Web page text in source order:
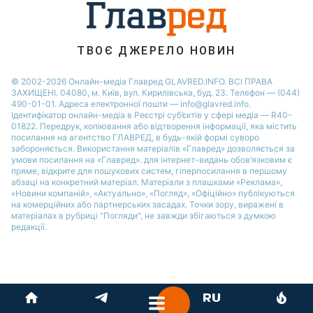
ТВОЄ ДЖЕРЕЛО НОВИН
© 2002-2026 Онлайн-медіа Главред GLAVRED.INFO. ВСІ ПРАВА
ЗАХИЩЕНІ. 04080, м. Київ, вул. Кирилівська, буд. 23. Телефон — (044)
490-01-01. Адреса електронної пошти — info@glavred.info.
Ідентифікатор онлайн-медіа в Реєстрі суб’єктів у сфері медіа — R40-
01822. Передрук, копіювання або відтворення інформації, яка містить
посилання на агентство ГЛАВРЕД, в будь-якій формi суворо
забороняється. Використання матеріалів «Главред» дозволяється за
умови посилання на «Главред». для інтернет-видань обов’язковим є
пряме, відкрите для пошукових систем, гіперпосилання в першому
абзаці на конкретний матеріал. Матеріали з плашками «Реклама»,
«Новини компаній», «Актуально», «Погляд», «Офіційно» публікуються
на комерційних або партнерських засадах. Точки зору, виражені в
матеріалах в рубриці "Погляди", не завжди збігаються з думкою
редакції.